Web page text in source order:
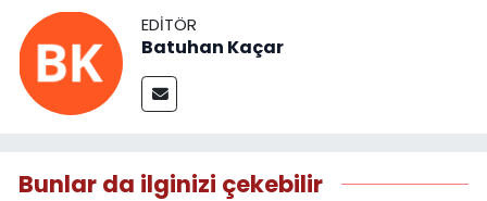
EDITÖR
Batuhan Kaçar
Bunlar da ilginizi çekebilir